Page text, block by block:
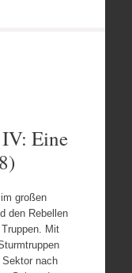
Eine
großen
den Rebellen
Mit
Sektor nach